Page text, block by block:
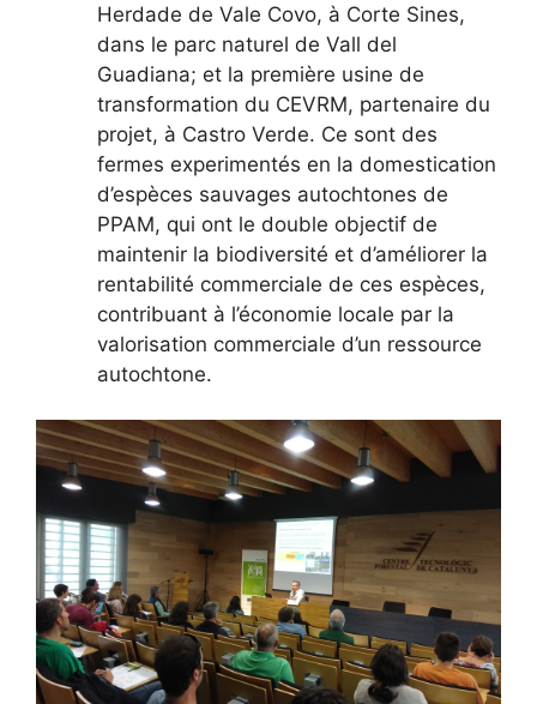
Herdade de Vale Covo, à Corte Sines,
dans le parc naturel de Vall del
Guadiana; et la première usine de
transformation du CEVRM, partenaire du
projet, à Castro Verde. Ce sont des
fermes experimentés en la domestication
d’espèces sauvages autochtones de
PPAM, qui ont le double objectif de
maintenir la biodiversité et d’améliorer la
rentabilité commerciale de ces espèces,
contribuant à l’économie locale par la
valorisation commerciale d’un ressource
autochtone.